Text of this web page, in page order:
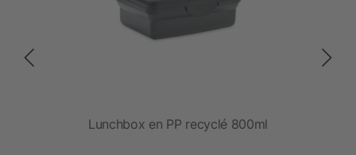
Lunchbox en PP recyclé 800ml